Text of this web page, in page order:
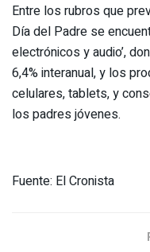
Entre los rubros que
Día del Padre se
electrónicos y audio’,
6,4% interanual, y los
celulares, tablets, y
los padres jóvenes.
Fuente: El Cronista